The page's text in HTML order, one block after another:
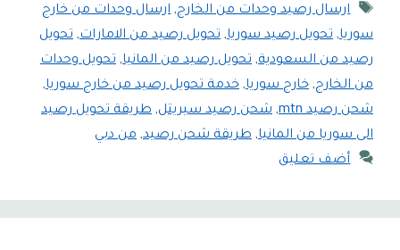
الوسوم
ارسال رصيد وحدات من الخارج,ارسال وحدات من خارج
سوريا, تحويل رصيد سوريا, تحويل رصيد من الامارات, تحويل
رصيد من السعودية, تحويل رصيد من المانيا, تحويل وحدات
من الخارج, خارج سوريا, خدمة تحويل رصيد من خارج سوريا,
شحن رصيد mtn
, شحن رصيد سيريتل, طريقة تحويل رصيد
الى سوريا من المانيا, طريقة شحن رصيد, من دبي
أضف تعليق